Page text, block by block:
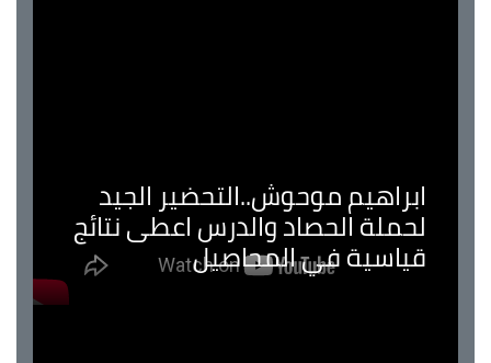
ابراهيم موحوش..التحضير الجيد
لحملة الحصاد والدرس اعطى نتائج
قياسية في المحاصيل